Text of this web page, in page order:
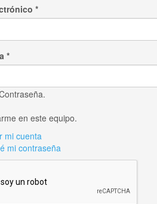
*
*
en este equipo.
mi cuenta
mi contraseña